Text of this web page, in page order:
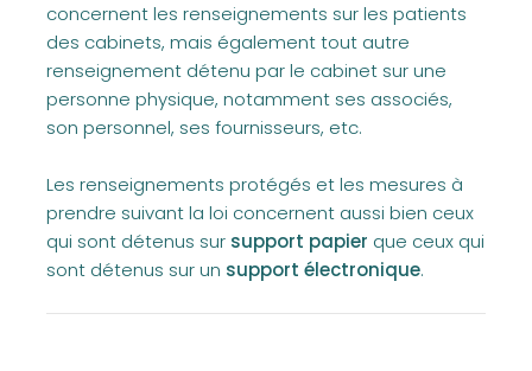
concernent les renseignements sur les patients
des cabinets, mais également tout autre
renseignement détenu par le cabinet sur une
personne physique, notamment ses associés,
son personnel, ses fournisseurs, etc.
Les renseignements protégés et les mesures à
prendre suivant la loi concernent aussi bien ceux
qui sont détenus sur support papier que ceux qui
sont détenus sur un support électronique.